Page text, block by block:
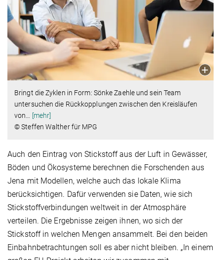
Bringt die Zyklen in Form: Sönke Zaehle und sein Team
untersuchen die Rückkopplungen zwischen den Kreisläufen
von… [mehr]
© Steffen Walther für MPG
Auch den Eintrag von Stickstoff aus der Luft in Gewässer,
Böden und Öko­systeme berechnen die Forschenden aus
Jena mit Modellen, welche auch das lokale Klima
berücksichtigen. Dafür verwenden sie Daten, wie sich
Stickstoffverbindungen weltweit in der Atmosphäre
verteilen. Die Ergebnisse zeigen ihnen, wo sich der
Stickstoff in welchen Mengen ansammelt. Bei den beiden
Einbahnbetrachtungen soll es aber nicht bleiben. „In einem